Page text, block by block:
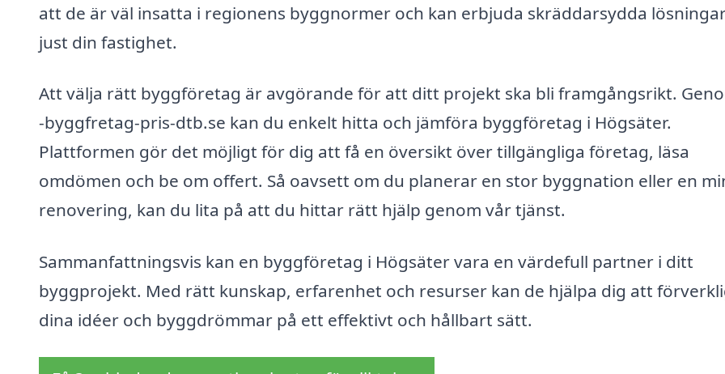
att de är väl insatta i regionens byggnormer och kan erbjuda skräddarsydda
just din fastighet.
Att välja rätt byggföretag är avgörande för att ditt projekt ska bli framgångsrikt.
-byggfretag-pris-dtb.se kan du enkelt hitta och jämföra byggföretag i Högsäter.
Plattformen gör det möjligt för dig att få en översikt över tillgängliga företag, läsa
omdömen och be om offert. Så oavsett om du planerar en stor byggnation eller en
renovering, kan du lita på att du hittar rätt hjälp genom vår tjänst.
Sammanfattningsvis kan en byggföretag i Högsäter vara en värdefull partner i ditt
byggprojekt. Med rätt kunskap, erfarenhet och resurser kan de hjälpa dig att
dina idéer och byggdrömmar på ett effektivt och hållbart sätt.